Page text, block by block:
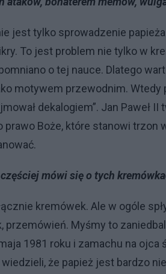
jest tylko sprowadzenie
To jest problem nie tylko w
o tej nauce. Dlatego
motywem przewodnim.
dekalogiem”. Jan Paweł
prawo Boże, które stanowi trzon
mówi się o tych
kremówek. Ale w ogóle
przemówień. Myśmy to
1981 roku i zamachu na ojca
że papież jest bardzo